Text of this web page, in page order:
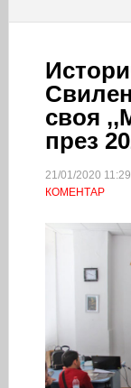
своя
през
21/01/2020 11:29
КОМЕНТАР